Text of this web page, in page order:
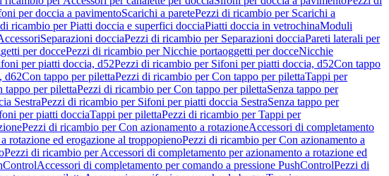
per doccia a pavimentoScarichi a paretePezzi di ricambio per Scarichi a
ricambio per Piatti doccia e superfici docciaPiatti doccia in vetrochinaModuli
Separazioni docciaPezzi di ricambio per Separazioni docciaPareti laterali per
per doccePezzi di ricambio per Nicchie portaoggetti per docceNicchie
per piatti doccia, d52Pezzi di ricambio per Sifoni per piatti doccia, d52Con tappo
d62Con tappo per pilettaPezzi di ricambio per Con tappo per pilettaTappi per
tappo per pilettaPezzi di ricambio per Con tappo per pilettaSenza tappo per
SestraPezzi di ricambio per Sifoni per piatti doccia SestraSenza tappo per
per piatti docciaTappi per pilettaPezzi di ricambio per Tappi per
Pezzi di ricambio per Con azionamento a rotazioneAccessori di completamento
rotazione ed erogazione al troppopienoPezzi di ricambio per Con azionamento a
Pezzi di ricambio per Accessori di completamento per azionamento a rotazione ed
Accessori di completamento per comando a pressione PushControlPezzi di